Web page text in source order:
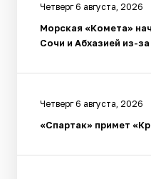
Четверг 6 августа, 2026
Морская «Комета»
Сочи и Абхазией из-
Четверг 6 августа, 2026
«Спартак» примет